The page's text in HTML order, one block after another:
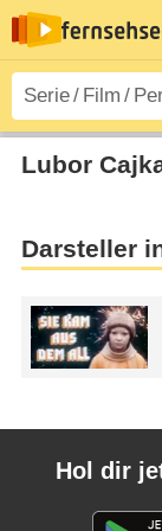
Lubor
Darsteller
Hol dir